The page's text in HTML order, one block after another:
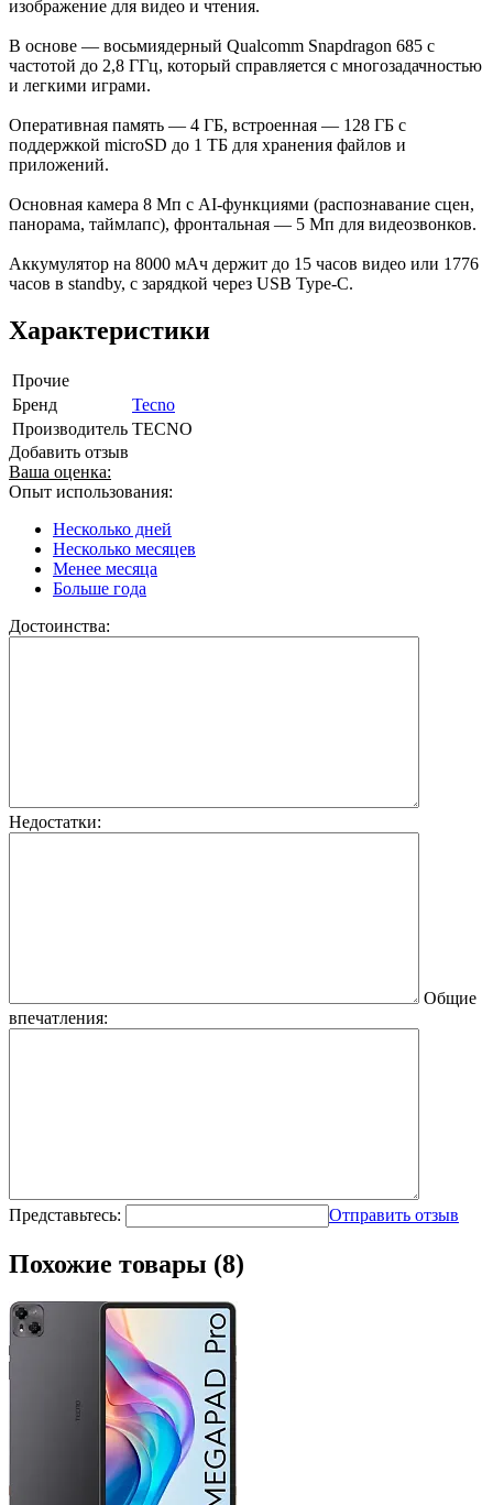
изображение для видео и чтения.
В основе — восьмиядерный Qualcomm Snapdragon 685 с
частотой до 2,8 ГГц, который справляется с многозадачностью
и легкими играми.
Оперативная память — 4 ГБ, встроенная — 128 ГБ с
поддержкой microSD до 1 ТБ для хранения файлов и
приложений.
Основная камера 8 Мп с AI-функциями (распознавание сцен,
панорама, таймлапс), фронтальная — 5 Мп для видеозвонков.
Аккумулятор на 8000 мАч держит до 15 часов видео или 1776
часов в standby, с зарядкой через USB Type-C.
Характеристики
Прочие
Бренд
Tecno
Производитель TECNO
Добавить отзыв
Ваша оценка:
Опыт использования:
Несколько дней
Несколько месяцев
Менее месяца
Больше года
Достоинства:
Недостатки:
Общие
впечатления:
Представьтесь: Отправить отзыв
Похожие товары (8)